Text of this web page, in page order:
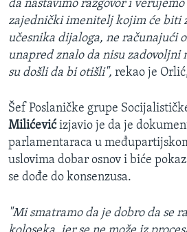
da nastavimo razgovor i
zajednički imenitelj kojim će biti
učesnika dijaloga, ne računajući
unapred znalo da nisu
su došli da bi otišli", rekao je
Šef Poslaničke grupe
Milićevićizjavio je da je
parlamentaraca u
uslovima dobar osnov i biće
se dođe do konsenzusa.
"Mi smatramo da je dobro da se